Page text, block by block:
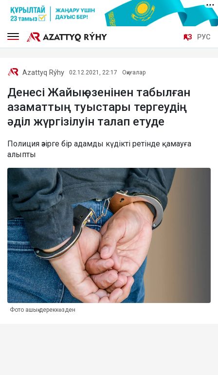
ҚАЗ РУС
Azattyq Rýhy 02.12.2021, 22:17 Оқиғалар
Денесі Жайық өзенінен табылған
азаматтың туыстары тергеудің
әділ жүргізілуін талап етуде
Полиция әзірге бір адамды күдікті ретінде қамауға
алыпты
Фото ашық дереккөзден